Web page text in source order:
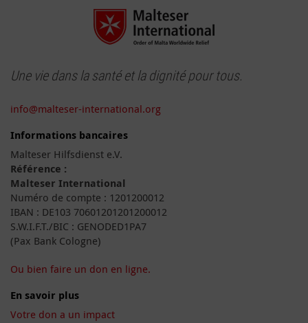
Une vie dans la santé et la dignité pour tous.
info@malteser-international.org
Informations bancaires
Malteser Hilfsdienst e.V.
Référence :
Malteser International
Numéro de compte : 1201200012
IBAN : DE103 70601201201200012
S.W.I.F.T./BIC : GENODED1PA7
(Pax Bank Cologne)
Ou bien faire un don en ligne.
En savoir plus
Votre don a un impact